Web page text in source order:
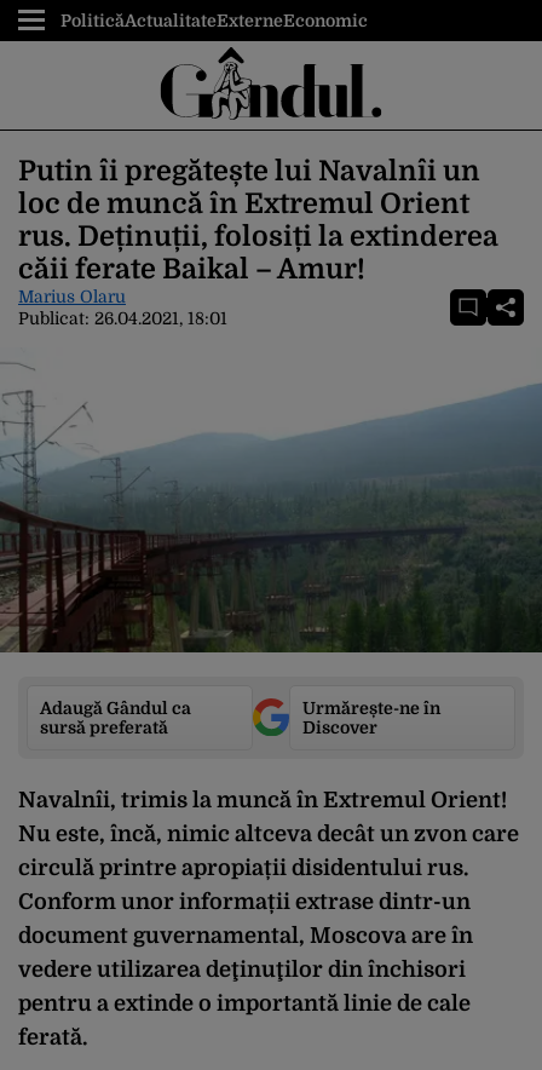
PoliticăActualitateExterneEconomic
Putin îi pregătește lui Navalnîi un
loc de muncă în Extremul Orient
rus. Deținuții, folosiți la extinderea
căii ferate Baikal – Amur!
Marius Olaru
Publicat: 26.04.2021, 18:01
Adaugă Gândul ca
sursă preferată
Urmărește-ne în
Discover
Navalnîi, trimis la muncă în Extremul Orient!
Nu este, încă, nimic altceva decât un zvon care
circulă printre apropiații disidentului rus.
Conform unor informații extrase dintr-un
document guvernamental, Moscova are în
vedere utilizarea deţinuţilor din închisori
pentru a extinde o importantă linie de cale
ferată.